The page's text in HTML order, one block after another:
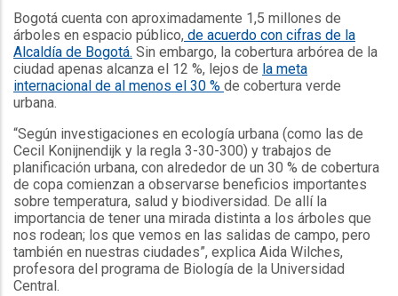
Bogotá cuenta con aproximadamente 1,5 millones de
árboles en espacio público, de acuerdo con cifras de la
Alcaldía de Bogotá. Sin embargo, la cobertura arbórea de la
ciudad apenas alcanza el 12 %, lejos de la meta
internacional de al menos el 30 % de cobertura verde
urbana.
“Según investigaciones en ecología urbana (como las de
Cecil Konijnendijk y la regla 3-30-300) y trabajos de
planificación urbana, con alrededor de un 30 % de cobertura
de copa comienzan a observarse beneficios importantes
sobre temperatura, salud y biodiversidad. De allí la
importancia de tener una mirada distinta a los árboles que
nos rodean; los que vemos en las salidas de campo, pero
también en nuestras ciudades”, explica Aida Wilches,
profesora del programa de Biología de la Universidad
Central.